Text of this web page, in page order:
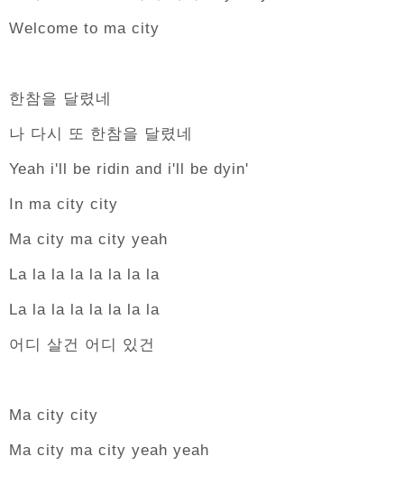
Welcome to ma city
한참을 달렸네
나 다시 또 한참을 달렸네
Yeah i'll be ridin and i'll be dyin'
In ma city city
Ma city ma city yeah
La la la la la la la la
La la la la la la la la
어디 살건 어디 있건
Ma city city
Ma city ma city yeah yeah